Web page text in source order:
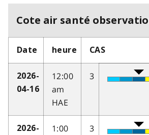
Cote air santé
Date heure CAS
2026-
04-16
12:00
am
HAE
3
2026-
1:00
3